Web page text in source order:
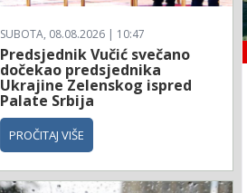
SUBOTA, 08.08.2026 | 10:47
Predsjednik Vučić svečano
dočekao predsjednika
Ukrajine Zelenskog ispred
Palate Srbija
PROČITAJ VIŠE